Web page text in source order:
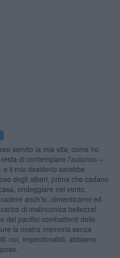
servito la mia vita, come ho
di contemplare l’autunno –
il mio desiderio sarebbe
degli alberi, prima che cadano.
ondeggiare nel vento,
anch’io, dimenticarmi ed
di malinconica bellezza!
dei pacifici combattenti delle
la nostra memoria senza
noi, imperdonabili, abbiamo